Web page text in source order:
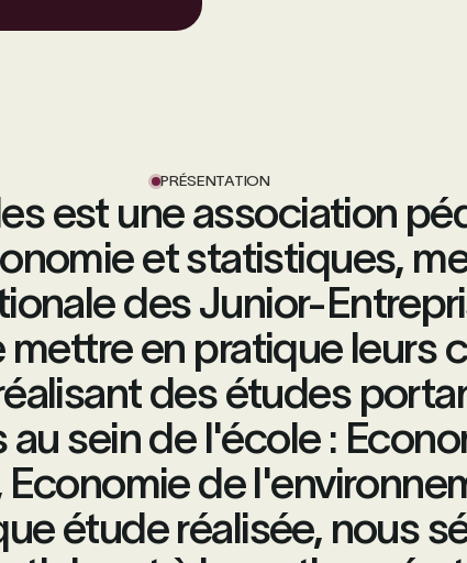
PRÉSENTATION
est une association
et statistiques,
des Junior-
en pratique leurs
des études
sein de l'école :
de
étude réalisée, nous